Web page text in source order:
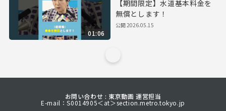
01:06
【期間限定】水道基本料金を
無償とします！
公開2026.05.15
お問い合わせ : 東京動画 運営担当
E-mail：S0014905＜at＞section.metro.tokyo.jp